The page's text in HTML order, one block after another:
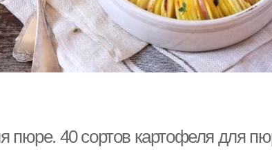
пюре. 40 сортов картофеля для